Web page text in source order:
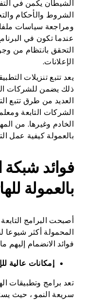
الشيطان يكمن في
الشروط والأحكام
ومراجعة سياسات
عندما تكون في
التحقق بانتظام من
الإعلانات.
يعد تتبع تنزيلات
ذلك يضمن للشركات
العديد من طرق تتبع
الخادم وغيرها. من
بالعمولة كيفية عمل
فوائد شبكة
بالعمولة
أصبحت البرامج
المحمولة أكثر
فوائد الانضمام إليهم
إمكانات عالية
تعد برامج وتطبيقات
سريعة النمو ، حيث